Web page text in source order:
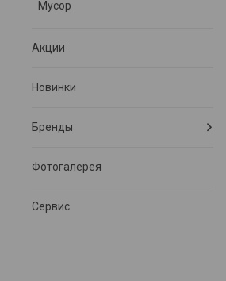
Мусор
Акции
Новинки
Бренды
Фотогалерея
Сервис